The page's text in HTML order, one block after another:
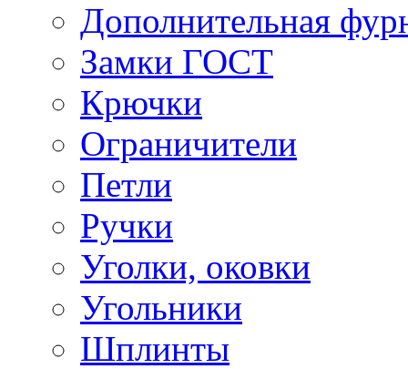
Дополнительная
Замки ГОСТ
Крючки
Ограничители
Петли
Ручки
Уголки, оковки
Угольники
Шплинты